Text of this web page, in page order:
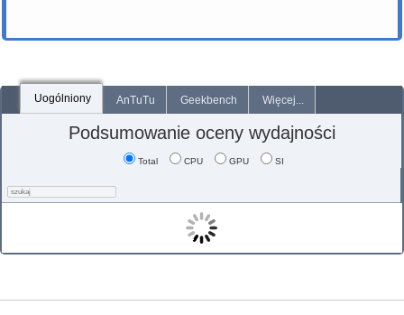
Uogólniony AnTuTu Geekbench Więcej...
Podsumowanie oceny wydajności
Total CPU GPU SI